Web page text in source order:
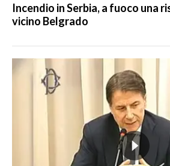
Incendio in Serbia, a fuoco una
vicino Belgrado